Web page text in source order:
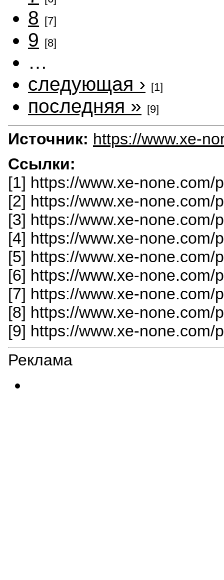
8 [7]
9 [8]
…
следующая › [1]
последняя » [9]
Источник: https://www.xe-
Ссылки:
[1] https://www.xe-none.com/
[2] https://www.xe-none.com/
[3] https://www.xe-none.com/
[4] https://www.xe-none.com/
[5] https://www.xe-none.com/
[6] https://www.xe-none.com/
[7] https://www.xe-none.com/
[8] https://www.xe-none.com/
[9] https://www.xe-none.com/
Реклама